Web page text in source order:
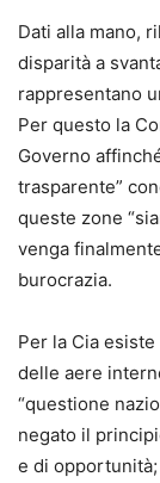
Dati alla mano,
disparità a
rappresentano
Per questo la
Governo
trasparente”
queste zone
venga
burocrazia.
Per la Cia
delle aere
“questione
negato il
e di opportunità;